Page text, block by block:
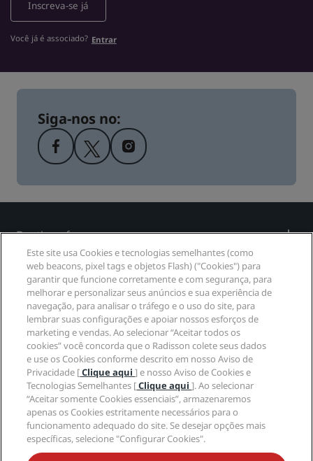
Inscreva-se já
Você já é associado? Entrar
Siga-nos no:
Destinos famosos
Links rápidos
Profissionais de viagem
Corporativo
Jurídico
Ajuda
Este site usa Cookies e tecnologias semelhantes (como
web beacons, pixel tags e objetos Flash) ("Cookies") para
garantir que funcione corretamente e com segurança, para
melhorar e personalizar seus anúncios e sua experiência de
navegação, para analisar o tráfego e o uso do site, para
lembrar suas configurações e apoiar nossos esforços de
marketing e vendas. Ao selecionar “Aceitar todos os
cookies” você concorda que o Radisson colete seus dados
e use os Cookies conforme descrito em nosso Aviso de
Privacidade [Clique aqui] e nosso Aviso de Cookies e
Tecnologias Semelhantes [Clique aqui]. Ao selecionar
“Aceitar somente Cookies essenciais”, armazenaremos
apenas os Cookies estritamente necessários para o
funcionamento adequado do site. Se desejar opções mais
específicas, selecione "Configurar Cookies".